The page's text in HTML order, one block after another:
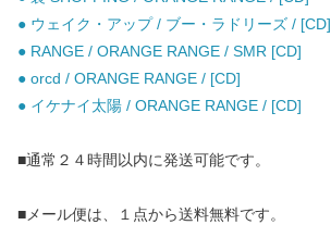
● ウェイク・アップ / ブー・ラドリーズ / [CD]
● RANGE / ORANGE RANGE / SMR [CD]
● orcd / ORANGE RANGE / [CD]
● イケナイ太陽 / ORANGE RANGE / [CD]
■通常２４時間以内に発送可能です。
■メール便は、１点から送料無料です。